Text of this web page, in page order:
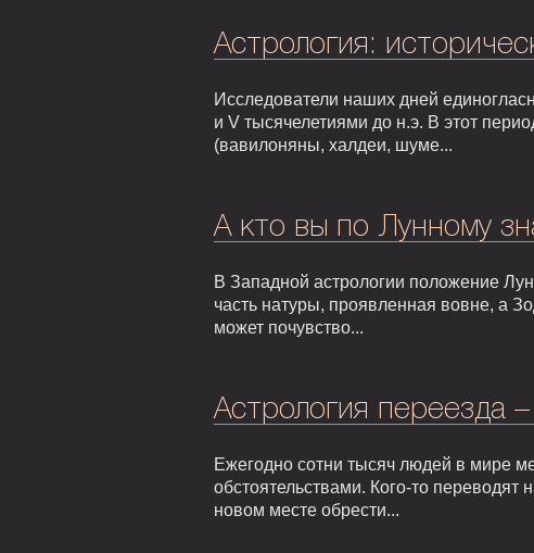
Астрология:
Исследователи наших дней
и V тысячелетиями до н.э. В этот
(вавилоняны, халдеи, шуме...
А кто вы по Лунному
В Западной астрологии положение
часть натуры, проявленная вовне, а
может почувство...
Астрология переезда
Ежегодно сотни тысяч людей в мире
обстоятельствами. Кого-то
новом месте обрести...